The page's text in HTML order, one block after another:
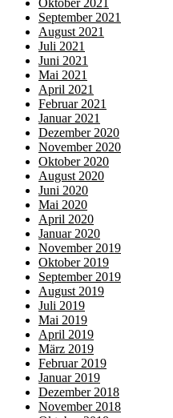
Oktober 2021
September 2021
August 2021
Juli 2021
Juni 2021
Mai 2021
April 2021
Februar 2021
Januar 2021
Dezember 2020
November 2020
Oktober 2020
August 2020
Juni 2020
Mai 2020
April 2020
Januar 2020
November 2019
Oktober 2019
September 2019
August 2019
Juli 2019
Mai 2019
April 2019
März 2019
Februar 2019
Januar 2019
Dezember 2018
November 2018